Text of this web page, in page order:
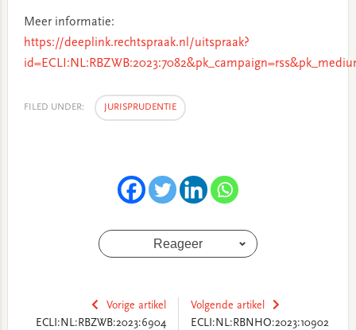
Meer informatie:
https://deeplink.rechtspraak.nl/uitspraak?
FILED UNDER: JURISPRUDENTIE
Reageer
Vorige artikel
ECLI:NL:RBZWB:2023:6904
Volgende artikel
ECLI:NL:RBNHO:2023:10902